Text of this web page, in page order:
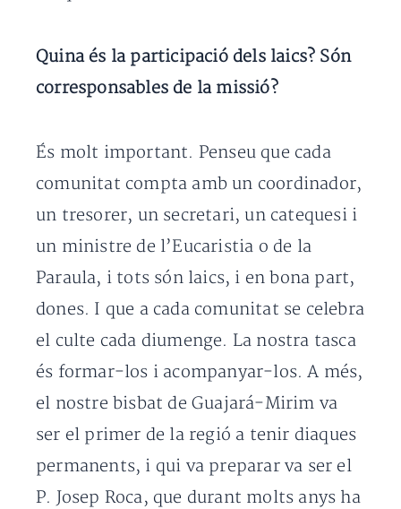
Quina és la participació dels laics? Són
corresponsables de la missió?
És molt important. Penseu que cada
comunitat compta amb un coordinador,
un tresorer, un secretari, un catequesi i
un ministre de l’Eucaristia o de la
Paraula, i tots són laics, i en bona part,
dones. I que a cada comunitat se celebra
el culte cada diumenge. La nostra tasca
és formar-los i acompanyar-los. A més,
el nostre bisbat de Guajará-Mirim va
ser el primer de la regió a tenir diaques
permanents, i qui va preparar va ser el
P. Josep Roca, que durant molts anys ha